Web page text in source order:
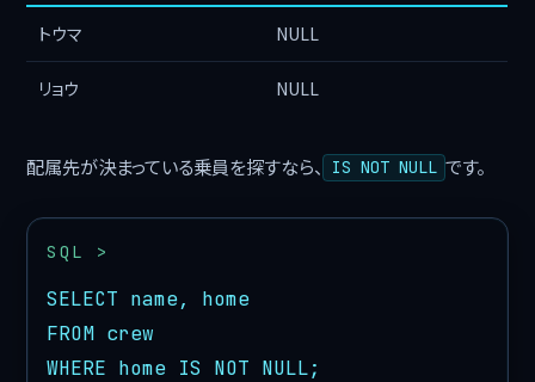
トウマ NULL
リョウ NULL
配属先が決まっている乗員を探すなら、 IS NOT NULL です。
SELECT name, home
FROM crew
WHERE home IS NOT NULL;